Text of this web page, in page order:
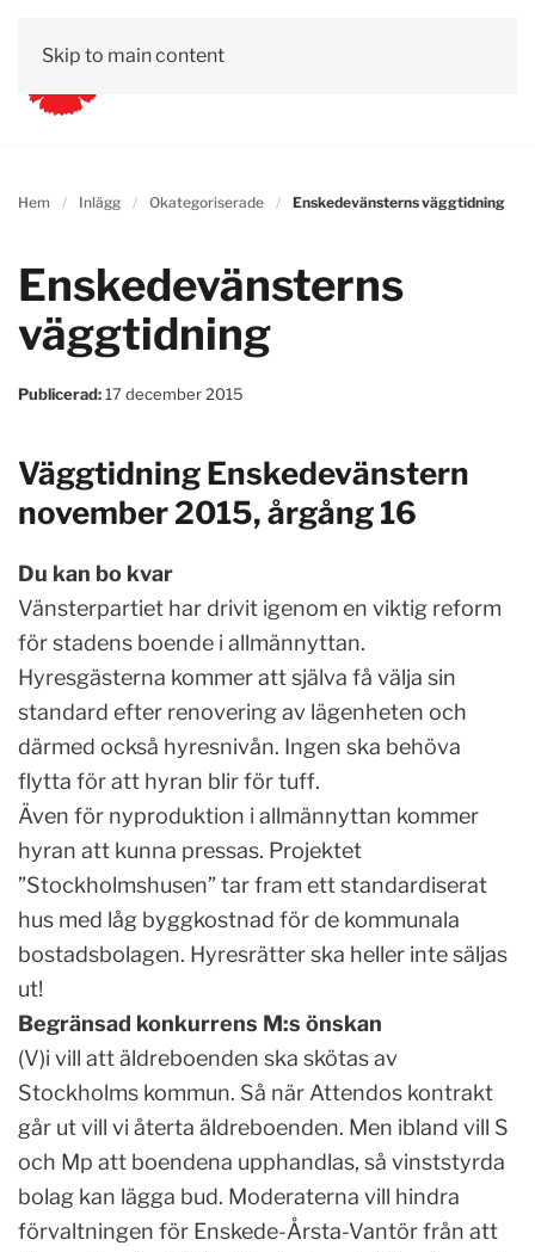
Skip to main content
Hem Inlägg Okategoriserade Enskedevänsterns väggtidning
Enskedevänsterns
väggtidning
Publicerad:17 december 2015
Väggtidning Enskedevänstern
november 2015, årgång 16
Du kan bo kvar
Vänsterpartiet har drivit igenom en viktig reform
för stadens boende i allmännyttan.
Hyresgästerna kommer att själva få välja sin
standard efter renovering av lägenheten och
därmed också hyresnivån. Ingen ska behöva
flytta för att hyran blir för tuff.
Även för nyproduktion i allmännyttan kommer
hyran att kunna pressas. Projektet
”Stockholmshusen” tar fram ett standardiserat
hus med låg byggkostnad för de kommunala
bostadsbolagen. Hyresrätter ska heller inte säljas
ut!
Begränsad konkurrens M:s önskan
(V)i vill att äldreboenden ska skötas av
Stockholms kommun. Så när Attendos kontrakt
går ut vill vi återta äldreboenden. Men ibland vill S
och Mp att boendena upphandlas, så vinststyrda
bolag kan lägga bud. Moderaterna vill hindra
förvaltningen för Enskede-Årsta-Vantör från att